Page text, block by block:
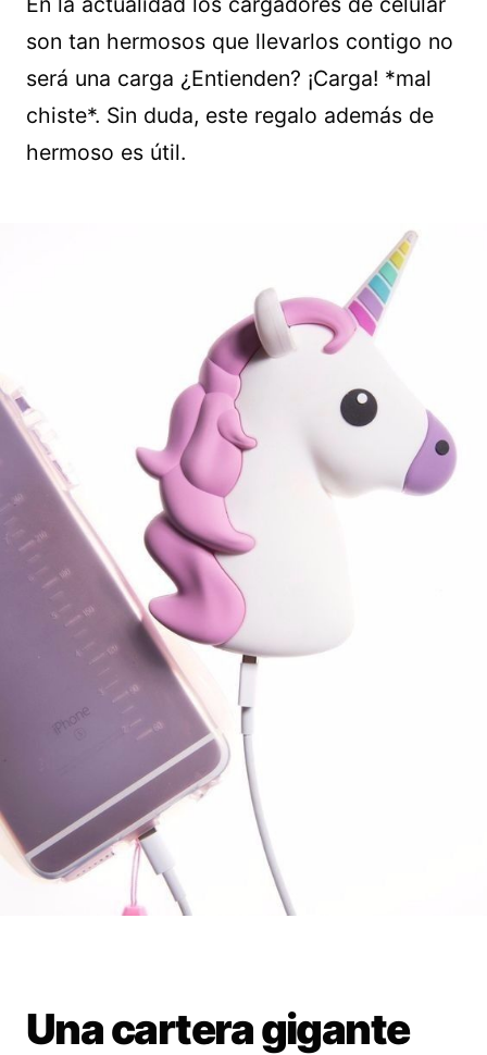
son tan hermosos que llevarlos contigo no
será una carga ¿Entienden? ¡Carga! *mal
chiste*. Sin duda, este regalo además de
hermoso es útil.
Una cartera gigante